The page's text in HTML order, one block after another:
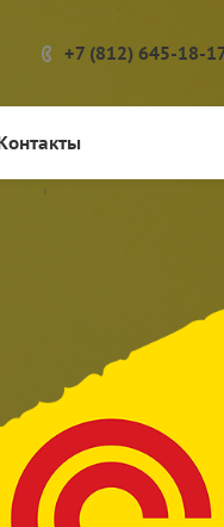
+7 (812) 645-18-